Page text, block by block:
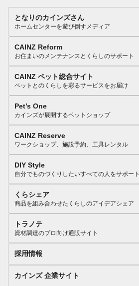
となりのカインズさん
ホームセンターを遊び倒すメディア
CAINZ Reform
お住まいのメンテナンスとくらしのサポート
CAINZ ペット総合サイト
ペットとのくらしを彩るサービスをお届け
Pet’s One
カインズが展開するペットショップ
CAINZ Reserve
ワークショップ、施設予約、工具レンタル
DIY Style
自分でものづくりしたいすべての人をサポート
くらシェア
商品を組み合わせたくらしのアイデアシェア
トラノテ
資材調達のプロ向け通販サイト
採用情報
カインズ 企業サイト